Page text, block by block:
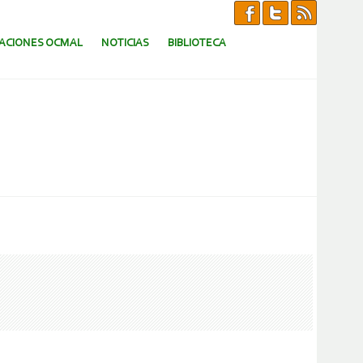
OCMAL NOTICIAS BIBLIOTECA